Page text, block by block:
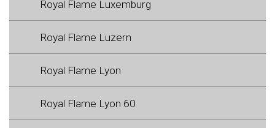
Royal Flame Luxemburg
Royal Flame Luzern
Royal Flame Lyon
Royal Flame Lyon 60